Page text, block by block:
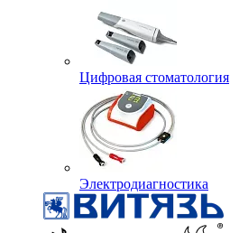
Цифровая стоматология
Электродиагностика